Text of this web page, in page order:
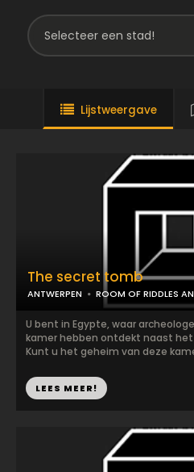
Lijstweergave
The secret tomb
ANTWERPEN ROOM OF RIDDLES
U bent in Egypte, waar
kamer hebben ontdekt naast
Kunt u het geheim van deze
LEES MEER!